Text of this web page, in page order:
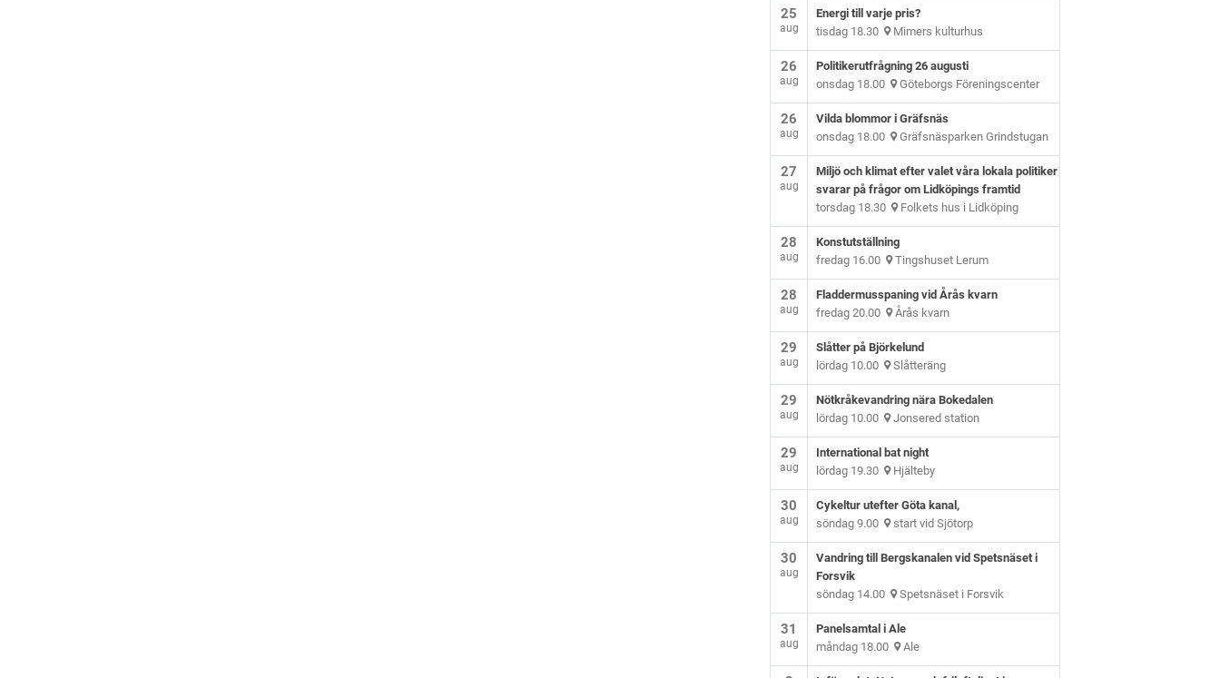
25
aug
Energi till varje pris?
tisdag 18.30 Mimers kulturhus
26
aug
Politikerutfrågning 26 augusti
onsdag 18.00 Göteborgs Föreningscenter
26
aug
Vilda blommor i Gräfsnäs
onsdag 18.00 Gräfsnäsparken Grindstugan
27
aug
Miljö och klimat efter valet våra lokala politiker
svarar på frågor om Lidköpings framtid
torsdag 18.30 Folkets hus i Lidköping
28
aug
Konstutställning
fredag 16.00 Tingshuset Lerum
28
aug
Fladdermusspaning vid Årås kvarn
fredag 20.00 Årås kvarn
29
aug
Slåtter på Björkelund
lördag 10.00 Slåtteräng
29
aug
Nötkråkevandring nära Bokedalen
lördag 10.00 Jonsered station
29
aug
International bat night
lördag 19.30 Hjälteby
30
aug
Cykeltur utefter Göta kanal,
söndag 9.00 start vid Sjötorp
30
aug
Vandring till Bergskanalen vid Spetsnäset i
Forsvik
söndag 14.00 Spetsnäset i Forsvik
31
aug
Panelsamtal i Ale
måndag 18.00 Ale